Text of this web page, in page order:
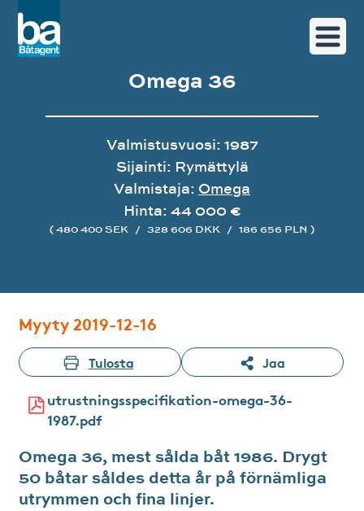
Omega 36
Valmistusvuosi: 1987
Sijainti: Rymättylä
Valmistaja: Omega
Hinta: 44 000 €
( 480 400 SEK / 328 606 DKK / 186 656 PLN )
Myyty 2019-12-16
Tulosta Jaa
utrustningsspecifikation-omega-36-
1987.pdf
Omega 36, mest sålda båt 1986. Drygt
50 båtar såldes detta år på förnämliga
utrymmen och fina linjer.